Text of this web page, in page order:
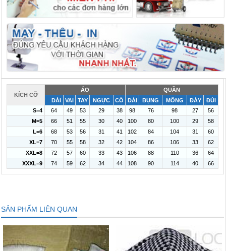
KÍCH CỠ
ÁO
QUẦN
DÀI
VAI TAY NGỰC CỔ DÀI BỤNG MÔNG ĐÁY
ĐÙI
S=4
64 49 53 29 38 98 76 98 27
56
M=5
66 51 55 30 40 100 80 100 29
58
L=6
68 53 56 31 41 102 84 104 31
60
XL=7
70 55 58 32 42 104 86 106 33
62
XXL=8
72 57 60 33 43 106 88 110 36
64
XXXL=9
74 59 62 34 44 108 90 114 40 66
SẢN PHẨM LIÊN QUAN